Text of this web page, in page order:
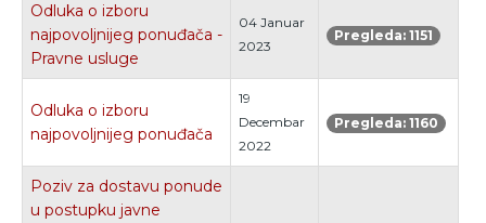
Odluka o izboru
najpovoljnijeg ponuđača -
Pravne usluge
04 Januar
2023
Pregleda: 1151
Odluka o izboru
najpovoljnijeg ponuđača
19
Decembar
2022
Pregleda: 1160
Poziv za dostavu ponude
u postupku javne